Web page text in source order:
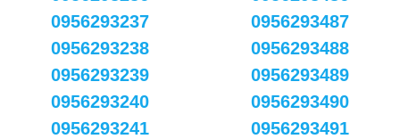
0956293237
0956293238
0956293239
0956293240
0956293241
0956293487
0956293488
0956293489
0956293490
0956293491